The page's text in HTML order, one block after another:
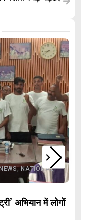
,NATIONAL,
अभियान में लोगों